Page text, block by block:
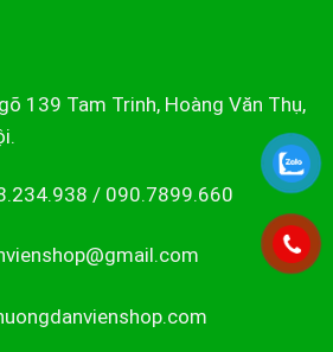
139 Tam Trinh, Hoàng Văn Thụ,
/ 090.7899.660